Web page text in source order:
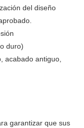
del diseño
duro)
acabado antiguo,
garantizar que sus